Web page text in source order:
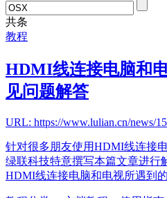
共条
教程
HDMI线连接电脑和
见问题解答
URL: https://www.lulian.cn/news/
针对很多朋友使用HDMI线连接
绿联科技特意撰写本篇文章进行
HDMI线连接电脑和电视所遇到的